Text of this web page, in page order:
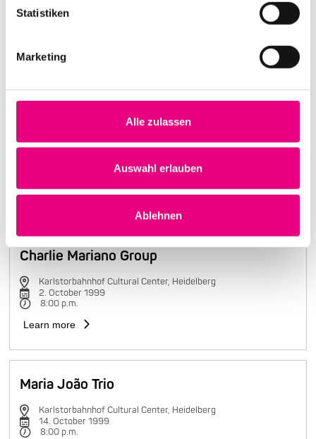
Statistiken
Marketing
Alle zulassen
Auswahl erlauben
Ablehnen
Nightmares on Wax
Learn more
Charlie Mariano Group
Karlstorbahnhof Cultural Center, Heidelberg
2. October 1999
8:00 p.m.
Learn more
Maria João Trio
Karlstorbahnhof Cultural Center, Heidelberg
14. October 1999
8:00 p.m.